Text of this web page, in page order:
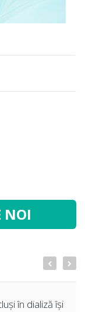
NOI
în dializă își